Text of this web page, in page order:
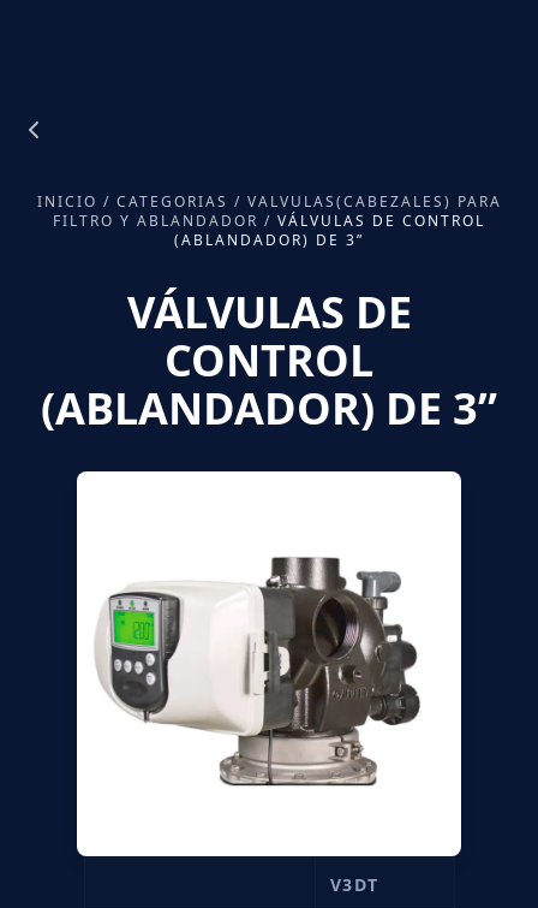
INICIO / CATEGORIAS / VALVULAS(CABEZALES) PARA
FILTRO Y ABLANDADOR / VÁLVULAS DE CONTROL
(ABLANDADOR) DE 3”
VÁLVULAS DE
CONTROL
(ABLANDADOR) DE 3”
V3DT